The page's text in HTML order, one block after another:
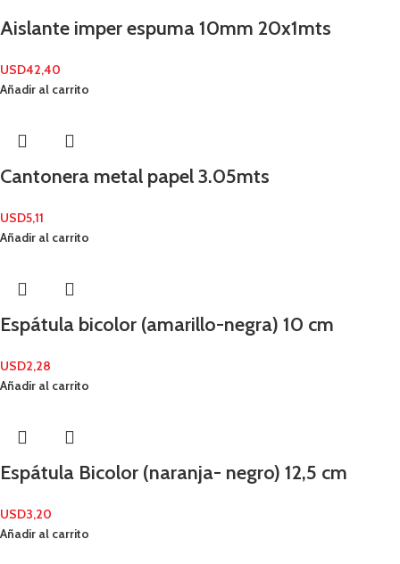
Aislante imper espuma 10mm 20x1mts
USD42,40
Añadir al carrito
Cantonera metal papel 3.05mts
USD5,11
Añadir al carrito
Espátula bicolor (amarillo-negra) 10 cm
USD2,28
Añadir al carrito
Espátula Bicolor (naranja- negro) 12,5 cm
USD3,20
Añadir al carrito